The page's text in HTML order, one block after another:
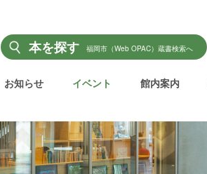
本を探す 福岡市（Web OPAC）蔵書検索へ
お知らせ イベント 館内案内